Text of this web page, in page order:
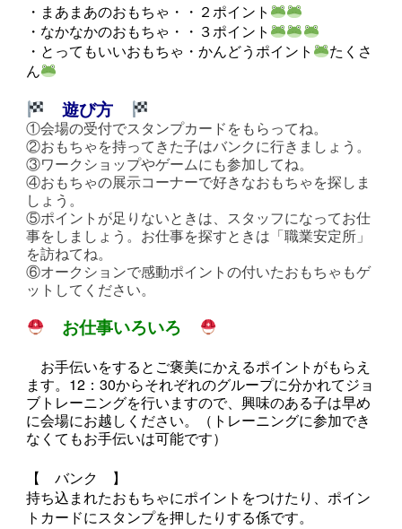
・まあまあのおもちゃ・・２ポイント
・なかなかのおもちゃ・・３ポイント
・とってもいいおもちゃ・かんどうポイント
たくさ
ん
遊び方
①会場の受付でスタンプカードをもらってね。
②おもちゃを持ってきた子はバンクに行きましょう。
③ワークショップやゲームにも参加してね。
④おもちゃの展示コーナーで好きなおもちゃを探しま
しょう。
⑤ポイントが足りないときは、スタッフになってお仕
事をしましょう。お仕事を探すときは「職業安定所」
を訪ねてね。
⑥オークションで感動ポイントの付いたおもちゃもゲ
ットしてください。
お仕事いろいろ
お手伝いをするとご褒美にかえるポイントがもらえ
ます。12：30からそれぞれのグループに分かれてジョ
ブトレーニングを行いますので、興味のある子は早め
に会場にお越しください。（トレーニングに参加でき
なくてもお手伝いは可能です）
【 バンク 】
持ち込まれたおもちゃにポイントをつけたり、ポイン
トカードにスタンプを押したりする係です。